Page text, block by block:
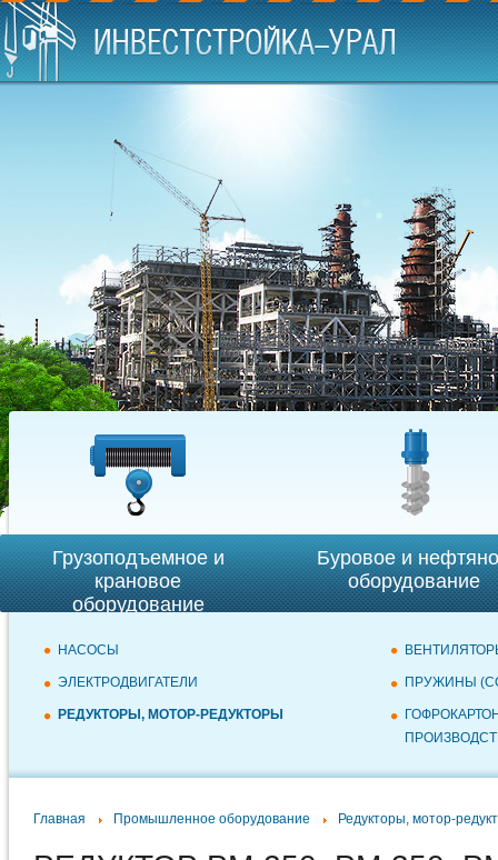
Грузоподъемное и
крановое
оборудование
Буровое и
оборудование
НАСОСЫ
ЭЛЕКТРОДВИГАТЕЛИ
РЕДУКТОРЫ, МОТОР-РЕДУКТОРЫ
ПРУЖИНЫ
Главная Промышленное оборудование Редукторы, мотор-